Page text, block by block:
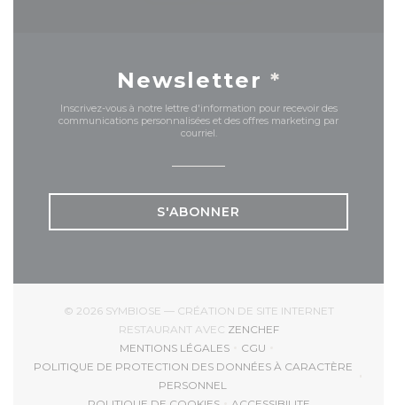
Newsletter *
Inscrivez-vous à notre lettre d'information pour recevoir des
communications personnalisées et des offres marketing par
courriel.
S'ABONNER
© 2026 SYMBIOSE — CRÉATION DE SITE INTERNET
RESTAURANT AVEC ZENCHEF((OUVRE UNE
MENTIONS LÉGALES
((OUVRE UNE NOUVELLE FENÊTRE))
CGU
((OUVRE UNE NOUVELLE
POLITIQUE DE PROTECTION DES DONNÉES À CARACTÈRE
PERSONNEL((OUVRE UNE NOUVELLE FENÊTRE))